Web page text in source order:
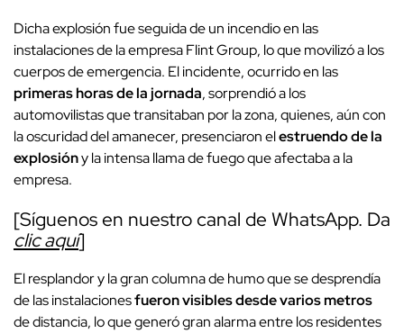
Dicha explosión fue seguida de un incendio en las
instalaciones de la empresa Flint Group, lo que movilizó a los
cuerpos de emergencia. El incidente, ocurrido en las
primeras horas de la jornada, sorprendió a los
automovilistas que transitaban por la zona, quienes, aún con
la oscuridad del amanecer, presenciaron elestruendo de la
explosióny la intensa llama de fuego que afectaba a la
empresa.
[Síguenos en nuestro canal de WhatsApp. Da
clic aquí]
El resplandor y la gran columna de humo que se desprendía
de las instalacionesfueron visibles desde varios metros
de distancia, lo que generó gran alarma entre los residentes